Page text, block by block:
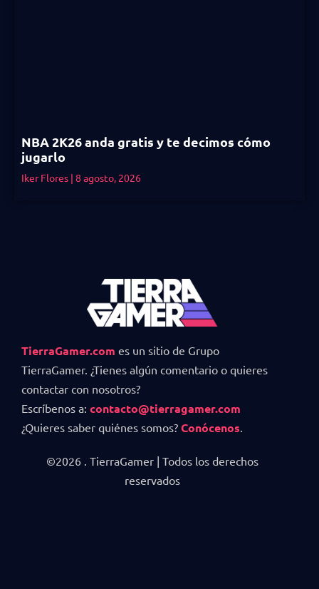
NBA 2K26 anda gratis y te decimos cómo
jugarlo
Iker Flores 8 agosto, 2026
TierraGamer.com es un sitio de Grupo
TierraGamer. ¿Tienes algún comentario o quieres
contactar con nosotros?
Escríbenos a: contacto@tierragamer.com
¿Quieres saber quiénes somos? Conócenos
©2026 . TierraGamer | Todos los derechos
reservados